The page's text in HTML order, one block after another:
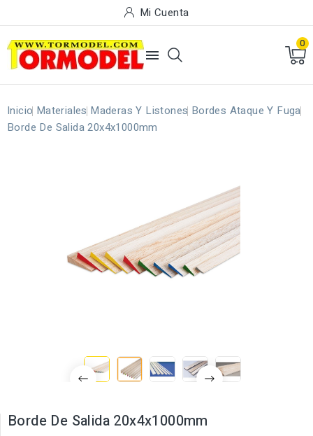
Mi Cuenta

0
Inicio Materiales Maderas Y Listones Bordes Ataque Y Fuga
Borde De Salida 20x4x1000mm
Borde De Salida 20x4x1000mm